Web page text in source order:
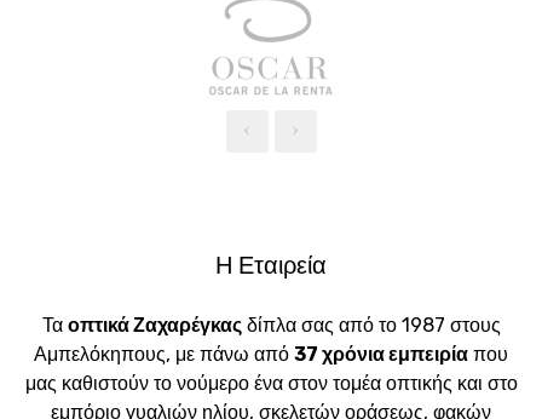
Η Εταιρεία
Τα οπτικά Ζαχαρέγκαςδίπλα σας από το 1987 στους
Αμπελόκηπους, με πάνω από 37 χρόνια εμπειρία που
μας καθιστούν το νούμερο ένα στον τομέα οπτικής και στο
εμπόριο γυαλιών ηλίου, σκελετών οράσεως, φακών